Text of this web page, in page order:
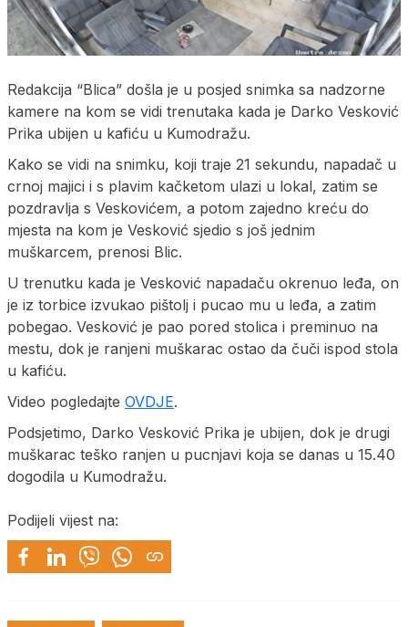
Redakcija “Blica” došla je u posjed snimka sa nadzorne
kamere na kom se vidi trenutaka kada je Darko Vesković
Prika ubijen u kafiću u Kumodražu.
Kako se vidi na snimku, koji traje 21 sekundu, napadač u
crnoj majici i s plavim kačketom ulazi u lokal, zatim se
pozdravlja s Veskovićem, a potom zajedno kreću do
mjesta na kom je Vesković sjedio s još jednim
muškarcem, prenosi Blic.
U trenutku kada je Vesković napadaču okrenuo leđa, on
je iz torbice izvukao pištolj i pucao mu u leđa, a zatim
pobegao. Vesković je pao pored stolica i preminuo na
mestu, dok je ranjeni muškarac ostao da čuči ispod stola
u kafiću.
Video pogledajte OVDJE.
Podsjetimo, Darko Vesković Prika je ubijen, dok je drugi
muškarac teško ranjen u pucnjavi koja se danas u 15.40
dogodila u Kumodražu.
Podijeli vijest na: